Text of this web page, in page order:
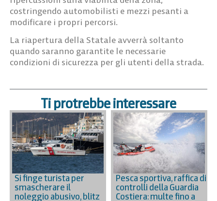
costringendo automobilisti e mezzi pesanti a
modificare i propri percorsi.
La riapertura della Statale avverrà soltanto
quando saranno garantite le necessarie
condizioni di sicurezza per gli utenti della strada.
Ti protrebbe interessare
Si finge turista per
smascherare il
noleggio abusivo, blitz
Pesca sportiva, raffica di
controlli della Guardia
Costiera: multe fino a